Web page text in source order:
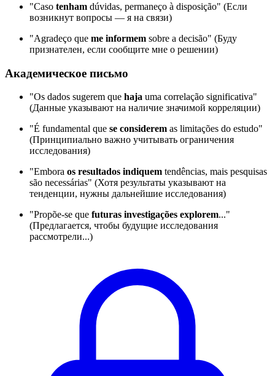
"Caso tenham dúvidas, permaneço à disposição" (Если
возникнут вопросы — я на связи)
"Agradeço que me informem sobre a decisão" (Буду
признателен, если сообщите мне о решении)
Академическое письмо
"Os dados sugerem que haja uma correlação significativa"
(Данные указывают на наличие значимой корреляции)
"É fundamental que se considerem as limitações do estudo"
(Принципиально важно учитывать ограничения
исследования)
"Embora os resultados indiquem tendências, mais pesquisas
são necessárias" (Хотя результаты указывают на
тенденции, нужны дальнейшие исследования)
"Propõe-se que futuras investigações explorem..."
(Предлагается, чтобы будущие исследования
рассмотрели...)